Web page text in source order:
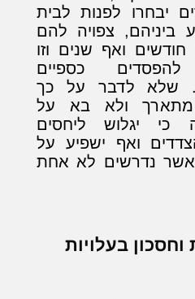
יבחרו לפנות לבית
ביניהם, צפויה להם
ואף שנים וזו
כספיים
שלא לדבר על כך
ולא בא על
כי יגלוש ליחסים
ואף ישפיע על
נדרשים לא אחת
וחסכון בעלויות